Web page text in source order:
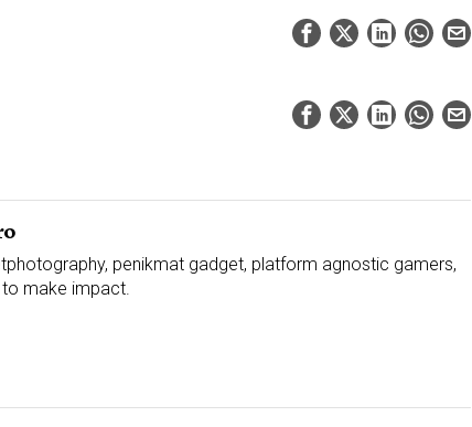
penikmat gadget, platform agnostic gamers,
make impact.